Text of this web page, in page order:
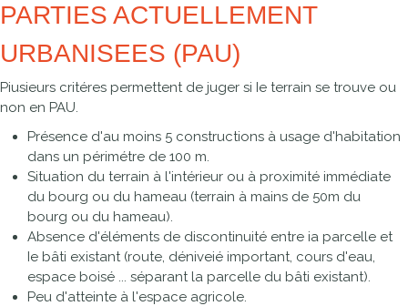
PARTIES ACTUELLEMENT
URBANISEES (PAU)
Piusieurs critéres permettent de juger si Ie terrain se trouve ou
non en PAU.
Présence d'au moins 5 constructions à usage d'habitation
dans un périmétre de 100 m.
Situation du terrain à l'intérieur ou à proximité immédiate
du bourg ou du hameau (terrain à mains de 50m du
bourg ou du hameau).
Absence d'éléments de discontinuité entre ia parcelle et
Ie bâti existant (route, déniveié important, cours d'eau,
espace boisé ... séparant la parcelle du bâti existant).
Peu d'atteinte à l'espace agricole.